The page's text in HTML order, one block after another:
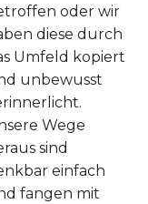
oder wir
diese durch
Umfeld kopiert
unbewusst
Wege
sind
einfach
fangen mit